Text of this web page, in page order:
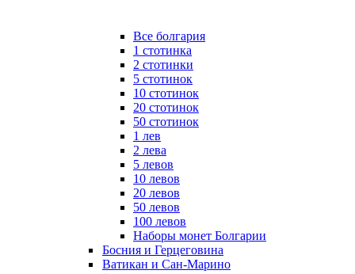
Все болгария
1 стотинка
2 стотинки
5 стотинок
10 стотинок
20 стотинок
50 стотинок
1 лев
2 лева
5 левов
10 левов
20 левов
50 левов
100 левов
Наборы монет Болгарии
Босния и Герцеговина
Ватикан и Сан-Марино